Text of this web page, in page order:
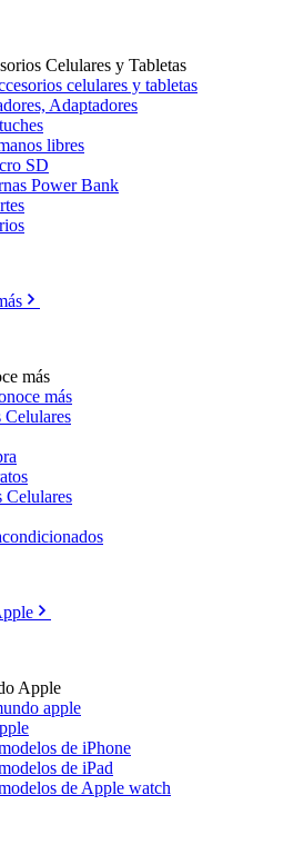
Celulares y Tabletas
celulares y tabletas
Adaptadores
libres
SD
Power Bank
más
más
Celulares
Celulares
Apple
apple
de iPhone
de iPad
de Apple watch